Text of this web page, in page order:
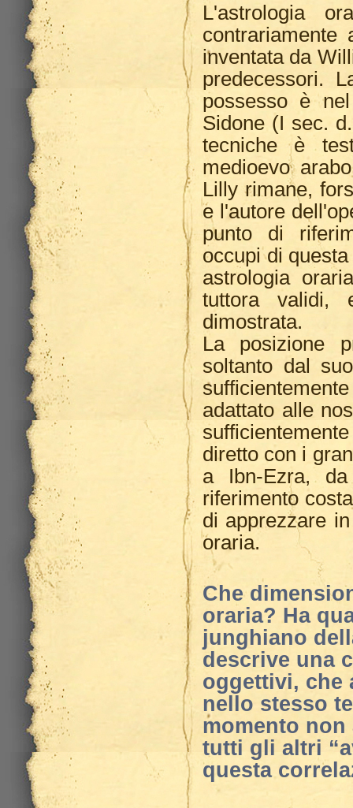
L'astrologia
inventata da
predecessori.
possesso è
Sidone (I sec.
tecniche è
medioevo
Lilly rimane,
e l'autore
punto di
occupi di
astrologia
tuttora validi,
dimostrata.
La posizione
soltanto dal
adattato alle
diretto con i
a Ibn-Ezra,
riferimento
di apprezzare
oraria.
Che
oraria? Ha
junghiano
descrive una
oggettivi, che
nello stesso
momento non
tutti gli altri
questa